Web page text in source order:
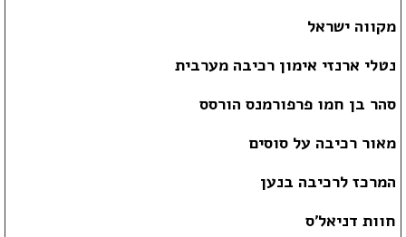
מקווה ישראל
נטלי ארנזי אימון רכיבה מערבית
סהר בן חמו פרפורמנס הורסס
מאור רכיבה על סוסים
המרכז לרכיבה בנען
חוות דניאל'ס